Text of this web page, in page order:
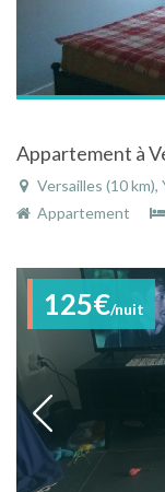
Versailles (10
Appartement
125€/nuit